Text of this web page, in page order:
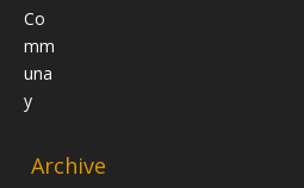
Archive